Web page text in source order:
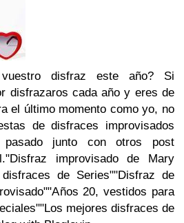
disfraz este año? Si
disfrazaros cada año y eres de
el último momento como yo, no
de disfraces improvisados
junto con otros post
"Disfraz improvisado de Mary
de Series""Disfraz de
20, vestidos para
mejores disfraces de